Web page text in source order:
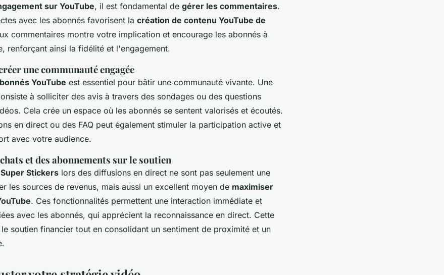
sur YouTube, il est fondamental de gérer les commentaires.
avec les abonnés favorisent la création de contenu YouTube de
commentaires montre votre implication et encourage les abonnés à
renforçant ainsi la fidélité et l'engagement.
une communauté engagée
YouTube est essentiel pour bâtir une communauté vivante. Une
à solliciter des avis à travers des sondages ou des questions
Cela crée un espace où les abonnés se sentent valorisés et écoutés.
en direct ou des FAQ peut également stimuler la participation active et
avec votre audience.
et des abonnements sur le soutien
Stickers lors des diffusions en direct ne sont pas seulement une
les sources de revenus, mais aussi un excellent moyen de maximiser
. Ces fonctionnalités permettent une interaction immédiate et
avec les abonnés, qui apprécient la reconnaissance en direct. Cette
soutien financier tout en consolidant un sentiment de proximité et un